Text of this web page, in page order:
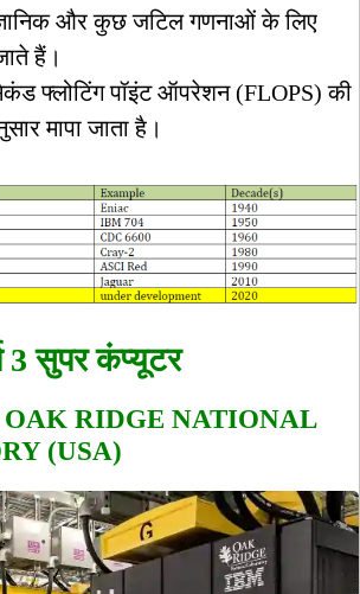
और कुछ जटिल गणनाओं के लिए
हैं।
फ्लोटिंग पॉइंट ऑपरेशन (FLOPS) की
मापा जाता है।
3 सुपर कंप्यूटर
OAK RIDGE NATIONAL
(USA)